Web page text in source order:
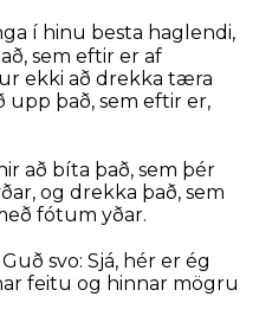
í hinu besta haglendi,
sem eftir er af
ekki að drekka tæra
upp það, sem eftir er,
að bíta það, sem þér
og drekka það, sem
fótum yðar.
svo: Sjá, hér er ég
feitu og hinnar mögru